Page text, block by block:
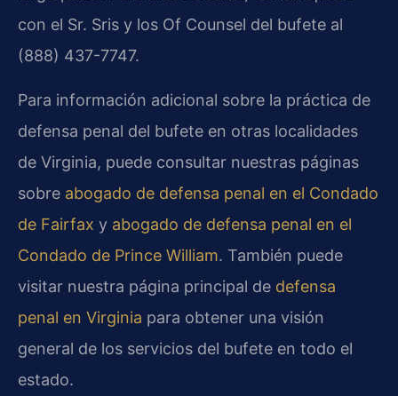
con el Sr. Sris y los Of Counsel del bufete al
(888) 437-7747.
Para información adicional sobre la práctica de
defensa penal del bufete en otras localidades
de Virginia, puede consultar nuestras páginas
sobre abogado de defensa penal en el Condado
de Fairfax y abogado de defensa penal en el
Condado de Prince William. También puede
visitar nuestra página principal de defensa
penal en Virginia para obtener una visión
general de los servicios del bufete en todo el
estado.